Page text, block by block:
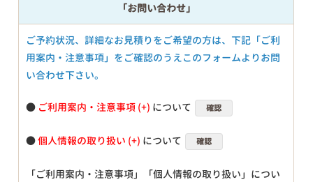
「お問い合わせ」
ご予約状況、詳細なお見積りをご希望の方は、下記「ご利
用案内・注意事項」をご確認のうえこのフォームよりお問
い合わせ下さい。
● ご利用案内・注意事項 について 確認
●個人情報の取り扱い について 確認
「ご利用案内・注意事項」「個人情報の取り扱い」につい